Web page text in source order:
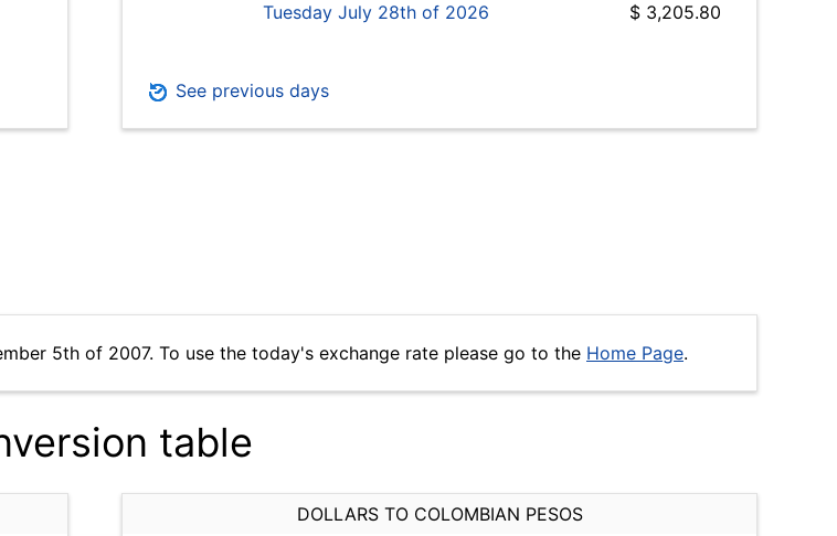
Tuesday July 28th of 2026
$ 3,205.80
See previous days
5th of 2007. To use the today's exchange rate please go to the Home Page.
table
DOLLARS TO COLOMBIAN PESOS